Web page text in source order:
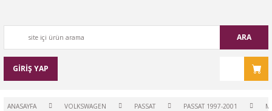
ARA
GİRİŞ YAP
ANASAYFA VOLKSWAGEN PASSAT PASSAT 1997-2001